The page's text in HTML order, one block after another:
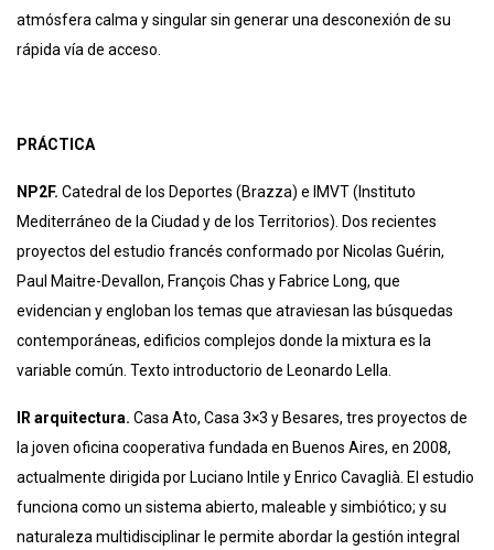
atmósfera calma y singular sin generar una desconexión de su
rápida vía de acceso.
PRÁCTICA
NP2F. Catedral de los Deportes (Brazza) e IMVT (Instituto
Mediterráneo de la Ciudad y de los Territorios). Dos recientes
proyectos del estudio francés conformado por Nicolas Guérin,
Paul Maitre-Devallon, François Chas y Fabrice Long, que
evidencian y engloban los temas que atraviesan las búsquedas
contemporáneas, edificios complejos donde la mixtura es la
variable común. Texto introductorio de Leonardo Lella.
IR arquitectura. Casa Ato, Casa 3×3 y Besares, tres proyectos de
la joven oficina cooperativa fundada en Buenos Aires, en 2008,
actualmente dirigida por Luciano Intile y Enrico Cavaglià. El estudio
funciona como un sistema abierto, maleable y simbiótico; y su
naturaleza multidisciplinar le permite abordar la gestión integral